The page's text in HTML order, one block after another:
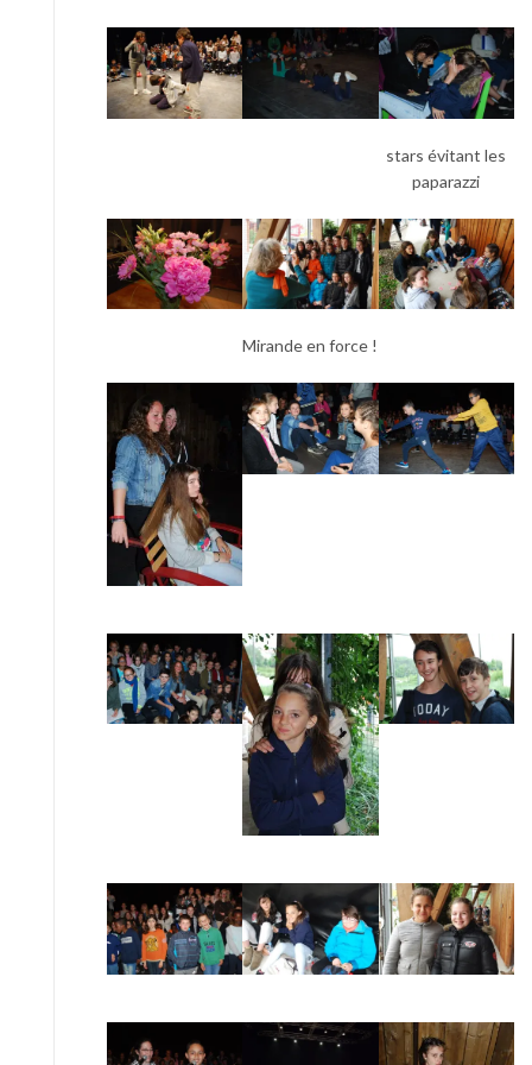
stars évitant les
paparazzi
Mirande en force !